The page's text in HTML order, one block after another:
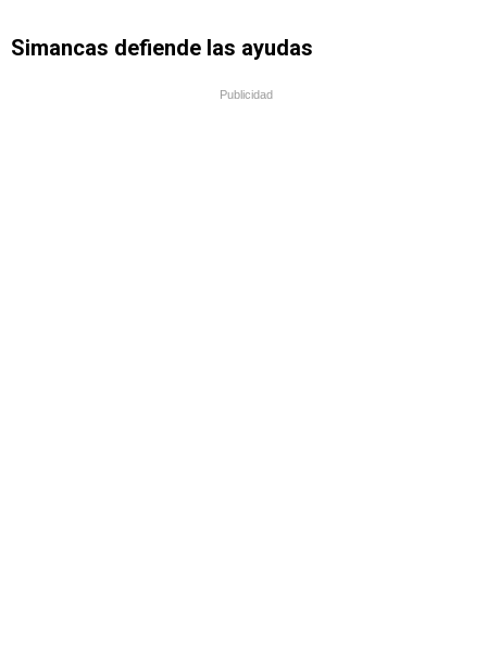
Simancas defiende las ayudas
Publicidad